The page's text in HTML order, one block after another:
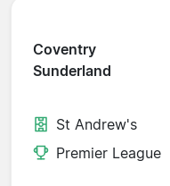
Coventry
Sunderland
St Andrew's
Premier League